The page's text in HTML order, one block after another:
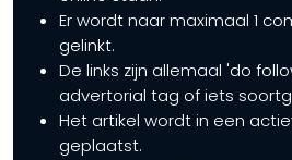
Er wordt naar maximaal 1
gelinkt.
De links zijn allemaal 'do
advertorial tag of iets
Het artikel wordt in een
geplaatst.